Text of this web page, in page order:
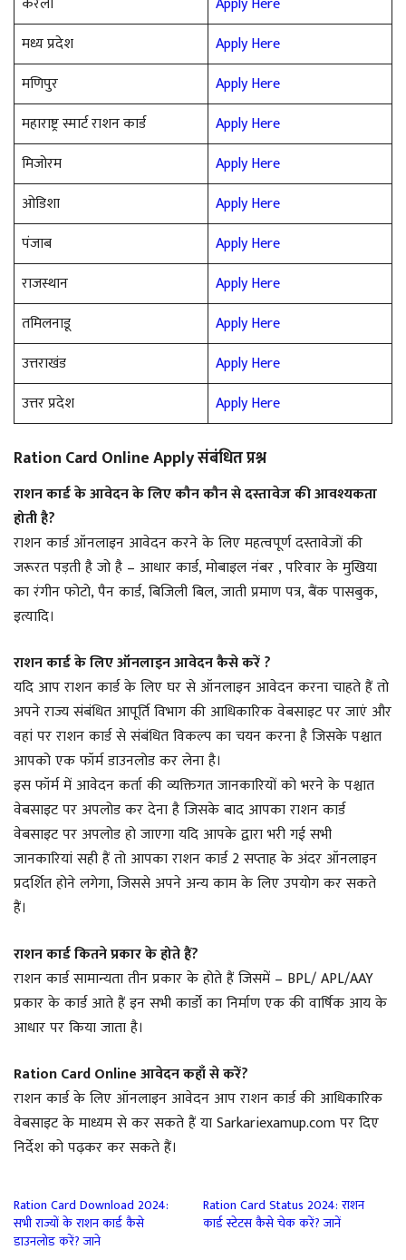
मध्य प्रदेश
Apply Here
मणिपुर
Apply Here
महाराष्ट्र स्मार्ट राशन कार्ड
Apply Here
मिजोरम
Apply Here
ओडिशा
Apply Here
पंजाब
Apply Here
राजस्थान
Apply Here
तमिलनाडू
Apply Here
उत्तराखंड
Apply Here
उत्तर प्रदेश
Apply Here
Ration Card Online Apply संबंधित प्रश्न
राशन कार्ड के आवेदन के लिए कौन कौन से दस्तावेज की आवश्यकता
होती है?
राशन कार्ड ऑनलाइन आवेदन करने के लिए महत्वपूर्ण दस्तावेजों की
जरूरत पड़ती है जो है – आधार कार्ड, मोबाइल नंबर , परिवार के मुखिया
का रंगीन फोटो, पैन कार्ड, बिजिली बिल, जाती प्रमाण पत्र, बैंक पासबुक,
इत्यादि।
राशन कार्ड के लिए ऑनलाइन आवेदन कैसे करें ?
यदि आप राशन कार्ड के लिए घर से ऑनलाइन आवेदन करना चाहते हैं तो
अपने राज्य संबंधित आपूर्ति विभाग की आधिकारिक वेबसाइट पर जाएं और
वहां पर राशन कार्ड से संबंधित विकल्प का चयन करना है जिसके पश्चात
आपको एक फॉर्म डाउनलोड कर लेना है।
इस फॉर्म में आवेदन कर्ता की व्यक्तिगत जानकारियों को भरने के पश्चात
वेबसाइट पर अपलोड कर देना है जिसके बाद आपका राशन कार्ड
वेबसाइट पर अपलोड हो जाएगा यदि आपके द्वारा भरी गई सभी
जानकारियां सही हैं तो आपका राशन कार्ड 2 सप्ताह के अंदर ऑनलाइन
प्रदर्शित होने लगेगा, जिससे अपने अन्य काम के लिए उपयोग कर सकते
हैं।
राशन कार्ड कितने प्रकार के होते हैं?
राशन कार्ड सामान्यता तीन प्रकार के होते हैं जिसमें – BPL/ APL/AAY
प्रकार के कार्ड आते हैं इन सभी कार्डो का निर्माण एक की वार्षिक आय के
आधार पर किया जाता है।
Ration Card Online आवेदन कहाँ से करें?
राशन कार्ड के लिए ऑनलाइन आवेदन आप राशन कार्ड की आधिकारिक
वेबसाइट के माध्यम से कर सकते हैं या Sarkariexamup.com पर दिए
निर्देश को पढ़कर कर सकते हैं।
Ration Card Download 2024:
सभी राज्यों के राशन कार्ड कैसे
डाउनलोड करें? जाने
Ration Card Status 2024: राशन
कार्ड स्टेटस कैसे चेक करें? जानें